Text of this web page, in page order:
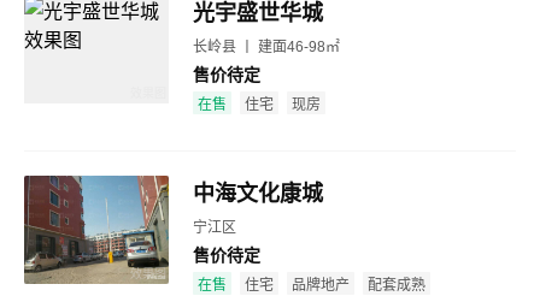
光宇盛世华城
长岭县 丨 建面46-98㎡
售价待定
在售 住宅 现房
效果图
中海文化康城
宁江区
售价待定
在售 住宅 品牌地产 配套成熟